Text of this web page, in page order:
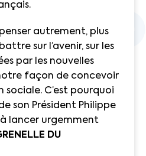
autrement, plus
sur l’avenir, sur les
par les nouvelles
façon de concevoir
C’est pourquoi
son Président Philippe
à lancer urgemment
DU